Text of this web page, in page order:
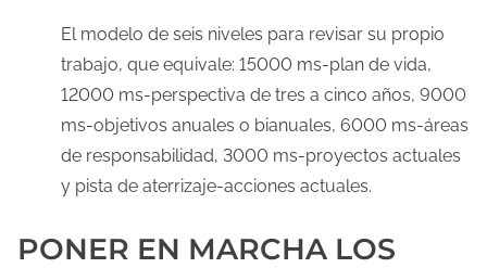
El modelo de seis niveles para revisar su propio
trabajo, que equivale: 15000 ms-plan de vida,
12000 ms-perspectiva de tres a cinco años, 9000
ms-objetivos anuales o bianuales, 6000 ms-áreas
de responsabilidad, 3000 ms-proyectos actuales
y pista de aterrizaje-acciones actuales.
PONER EN MARCHA LOS